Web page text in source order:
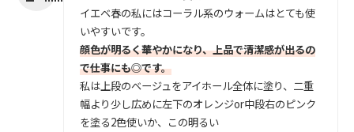
イエベ春の私にはコーラル系のウォームはとても使
いやすいです。
顔色が明るく華やかになり、上品で清潔感が出るの
で仕事にも◎です。
私は上段のベージュをアイホール全体に塗り、二重
幅より少し広めに左下のオレンジor中段右のピンク
を塗る2色使いか、この明るい